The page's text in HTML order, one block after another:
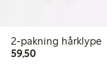
2-pakning hårklype
59,5059,50 kr